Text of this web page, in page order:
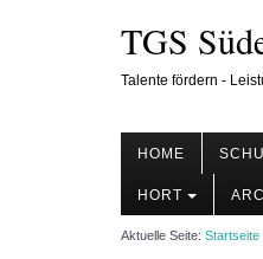
TGS
Talente fördern -
HOME
HORT
Aktuelle Seite: Startseite